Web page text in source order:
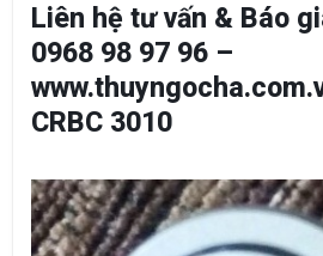
Liên hệ tư vấn & Báo
0968 98 97 96 –
CRBC 3010